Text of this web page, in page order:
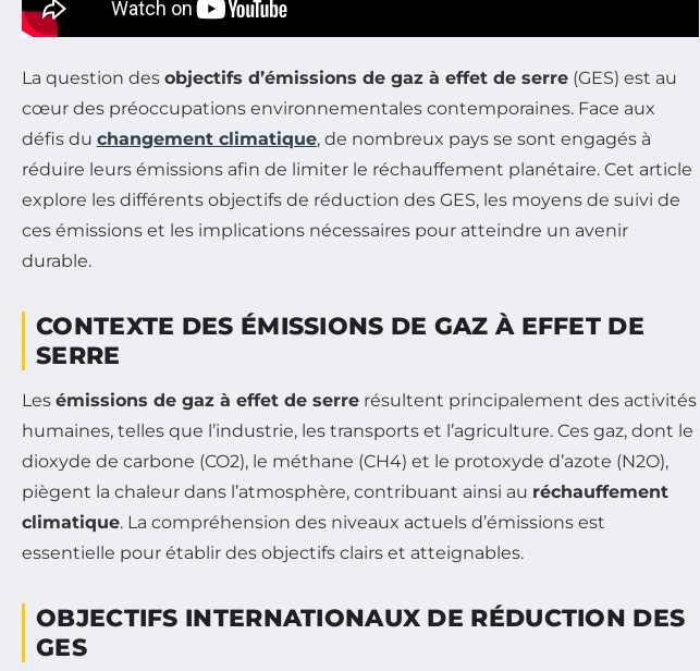
La question des objectifs d’émissions de gaz à effet de serre (GES) est au
cœur des préoccupations environnementales contemporaines. Face aux
défis du changement climatique, de nombreux pays se sont engagés à
réduire leurs émissions afin de limiter le réchauffement planétaire. Cet article
explore les différents objectifs de réduction des GES, les moyens de suivi de
ces émissions et les implications nécessaires pour atteindre un avenir
durable.
CONTEXTE DES ÉMISSIONS DE GAZ À EFFET DE
SERRE
Les émissions de gaz à effet de serre résultent principalement des activités
humaines, telles que l’industrie, les transports et l’agriculture. Ces gaz, dont le
dioxyde de carbone (CO2), le méthane (CH4) et le protoxyde d’azote (N2O),
piègent la chaleur dans l’atmosphère, contribuant ainsi au réchauffement
climatique. La compréhension des niveaux actuels d’émissions est
essentielle pour établir des objectifs clairs et atteignables.
OBJECTIFS INTERNATIONAUX DE RÉDUCTION DES
GES